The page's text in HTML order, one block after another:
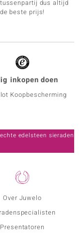
Over Juwelo
Presentatoren
dus altijd
de beste prijs!
inkopen doen
Koopbescherming
edelsteen sieraden